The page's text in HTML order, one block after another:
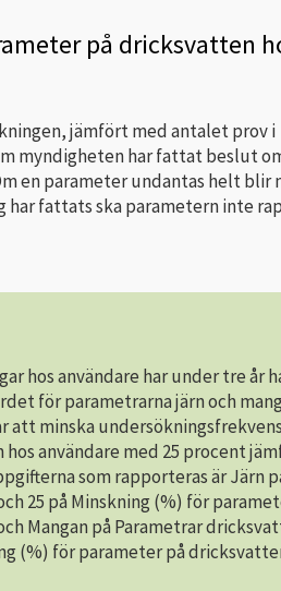
på dricksvatten
jämfört med antalet prov i
myndigheten har fattat beslut
en parameter undantas helt blir
har fattats ska parametern inte
hos användare har under tre år
för parametrarna järn och
minska
hos användare med 25 procent
som rapporteras är Järn
25 på Minskning (%) för
Mangan på Parametrar
(%) för parameter på